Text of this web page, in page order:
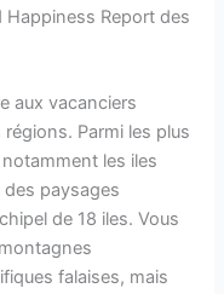
Report des
aux vacanciers
Parmi les plus
les iles
des paysages
de 18 iles. Vous
falaises, mais